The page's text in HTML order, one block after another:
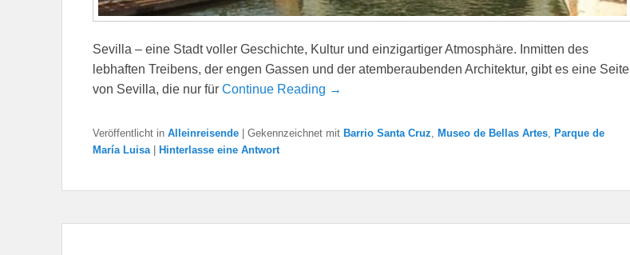
Sevilla – eine Stadt voller Geschichte, Kultur und einzigartiger Atmosphäre. Inmitten des
lebhaften Treibens, der engen Gassen und der atemberaubenden Architektur, gibt es eine Seite
von Sevilla, die nur für Continue Reading →
Veröffentlicht in Alleinreisende Gekennzeichnet mit Barrio Santa Cruz Museo de Bellas Artes
Parque de
María Luisa
Hinterlasse eine Antwort